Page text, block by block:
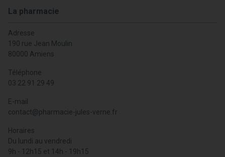
La pharmacie
Adresse
190 rue Jean Moulin
80000 Amiens
Téléphone
03 22 91 29 49
E-mail
contact@pharmacie-jules-verne.fr
Horaires
Du lundi au vendredi
9h - 12h15 et 14h - 19h15